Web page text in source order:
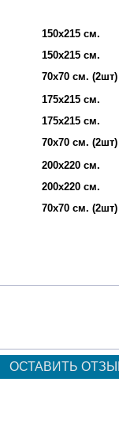
150х215 см.
150х215 см.
70х70 см. (2шт)
175х215 см.
175х215 см.
70х70 см. (2шт)
200х220 см.
200х220 см.
70х70 см. (2шт)